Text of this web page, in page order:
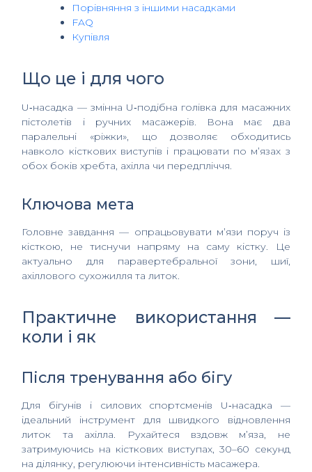
Порівняння з іншими насадками
FAQ
Купівля
Що це і для чого
U‑насадка — змінна U‑подібна голівка для масажних
пістолетів і ручних масажерів. Вона має два
паралельні «ріжки», що дозволяє обходитись
навколо кісткових виступів і працювати по м’язах з
обох боків хребта, ахілла чи передпліччя.
Ключова мета
Головне завдання — опрацьовувати м’язи поруч із
кісткою, не тиснучи напряму на саму кістку. Це
актуально для паравертебральної зони, шиї,
ахіллового сухожилля та литок.
Практичне використання —
коли і як
Після тренування або бігу
Для бігунів і силових спортсменів U‑насадка —
ідеальний інструмент для швидкого відновлення
литок та ахілла. Рухайтеся вздовж м’яза, не
затримуючись на кісткових виступах, 30–60 секунд
на ділянку, регулюючи інтенсивність масажера.